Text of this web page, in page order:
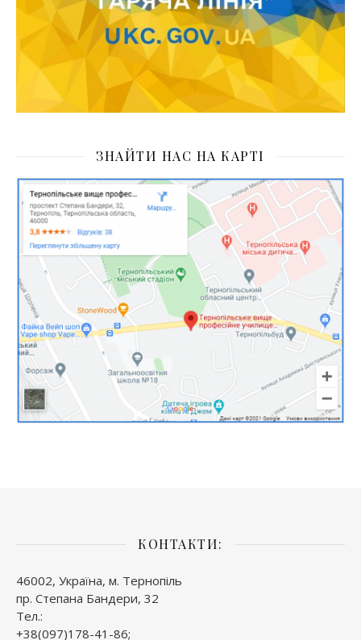
ЗНАЙТИ НАС НА КАРТІ
КОНТАКТИ:
46002, Україна, м. Тернопіль
пр. Степана Бандери, 32
Тел.:
+38(097)178-41-86;